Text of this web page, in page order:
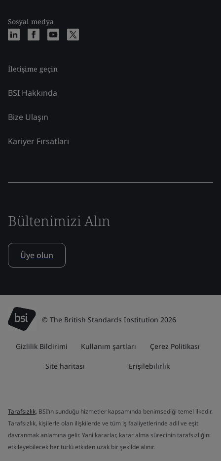
Sosyal medya
İletişime geçin
BSI Hakkında
Bize Ulaşın
Kariyer Fırsatları
Bültenimizi Alın
Üye olun
© The British Standards Institution 2026
Gizlilik Bildirimi Kullanım şartları Çerez Politikası
Site haritası Erişilebilirlik
Tarafsızlık, BSI’ın sunduğu hizmetler kapsamında benimsediği temel ilkedir.
Tarafsızlık, kişilerle olan ilişkilerde ve tüm iş faaliyetlerinde adil ve eşit
davranmak anlamına gelir. Yani kararlar, karar alma sürecinin tarafsızlığını
etkileyebilecek her türlü etkiden uzak bir şekilde alınır.